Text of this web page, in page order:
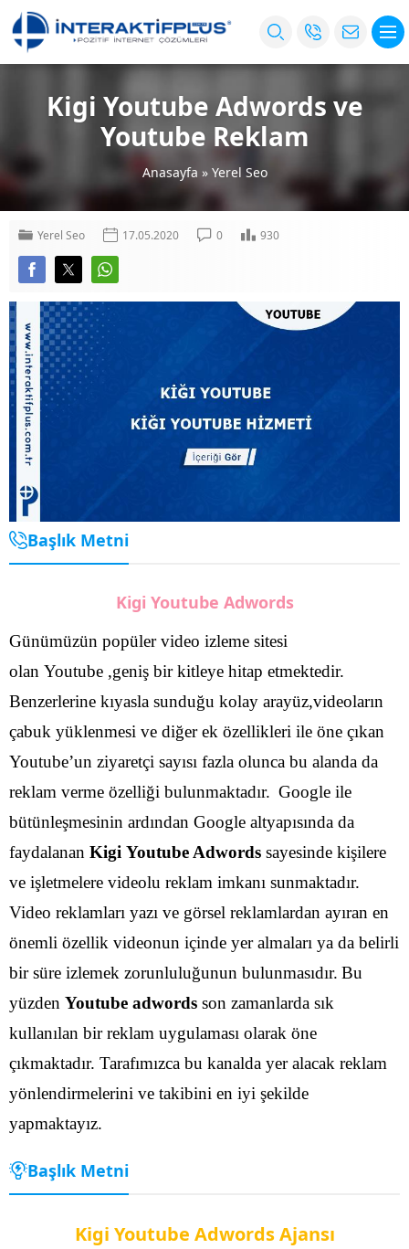
Kigi Youtube Adwords ve
Youtube Reklam
Anasayfa » Yerel Seo
Yerel Seo 17.05.2020 0 930
Başlık Metni
Kigi Youtube Adwords
Günümüzün popüler video izleme sitesi
olan Youtube ,geniş bir kitleye hitap etmektedir.
Benzerlerine kıyasla sunduğu kolay arayüz,videoların
çabuk yüklenmesi ve diğer ek özellikleri ile öne çıkan
Youtube’un ziyaretçi sayısı fazla olunca bu alanda da
reklam verme özelliği bulunmaktadır. Google ile
bütünleşmesinin ardından Google altyapısında da
faydalanan Kigi Youtube Adwords sayesinde kişilere
ve işletmelere videolu reklam imkanı sunmaktadır.
Video reklamları yazı ve görsel reklamlardan ayıran en
önemli özellik videonun içinde yer almaları ya da belirli
bir süre izlemek zorunluluğunun bulunmasıdır. Bu
yüzden Youtube adwords son zamanlarda sık
kullanılan bir reklam uygulaması olarak öne
çıkmaktadır. Tarafımızca bu kanalda yer alacak reklam
yönlendirmelerini ve takibini en iyi şekilde
yapmaktayız.
Başlık Metni
Kigi Youtube Adwords Ajansı